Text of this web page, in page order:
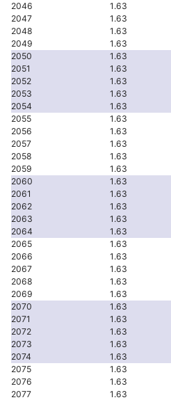
2046
1.63
2047
1.63
2048
1.63
2049
1.63
2050
1.63
2051
1.63
2052
1.63
2053
1.63
2054
1.63
2055
1.63
2056
1.63
2057
1.63
2058
1.63
2059
1.63
2060
1.63
2061
1.63
2062
1.63
2063
1.63
2064
1.63
2065
1.63
2066
1.63
2067
1.63
2068
1.63
2069
1.63
2070
1.63
2071
1.63
2072
1.63
2073
1.63
2074
1.63
2075
1.63
2076
1.63
2077
1.63